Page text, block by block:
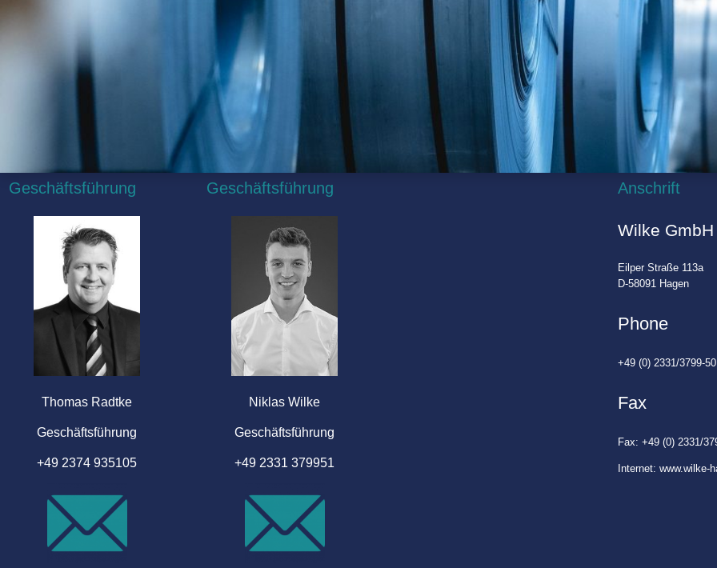
Geschäftsführung
Thomas Radtke
Geschäftsführung
+49 2374 935105
Geschäftsführung
Niklas Wilke
Geschäftsführung
+49 2331 379951
Anschrift
Wilke GmbH
Eilper Straße 113a
D-58091 Hagen
Phone
+49 (0) 2331/3799-50
Fax
Fax: +49 (0) 2331/
Internet: www.wilke-